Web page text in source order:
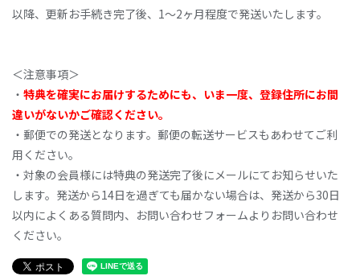
以降、更新お手続き完了後、1～2ヶ月程度で発送いたします。
＜注意事項＞
・ 特典を確実にお届けするためにも、いま一度、登録住所にお間
違いがないかご確認ください。
・郵便での発送となります。郵便の転送サービスもあわせてご利
用ください。
・対象の会員様には特典の発送完了後にメールにてお知らせいた
します。発送から14日を過ぎても届かない場合は、発送から30日
以内によくある質問内、お問い合わせフォームよりお問い合わせ
ください。